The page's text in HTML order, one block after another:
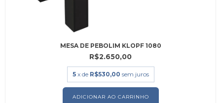
MESA DE PEBOLIM KLOPF 1080
R$2.650,00
5 x de R$530,00 sem juros